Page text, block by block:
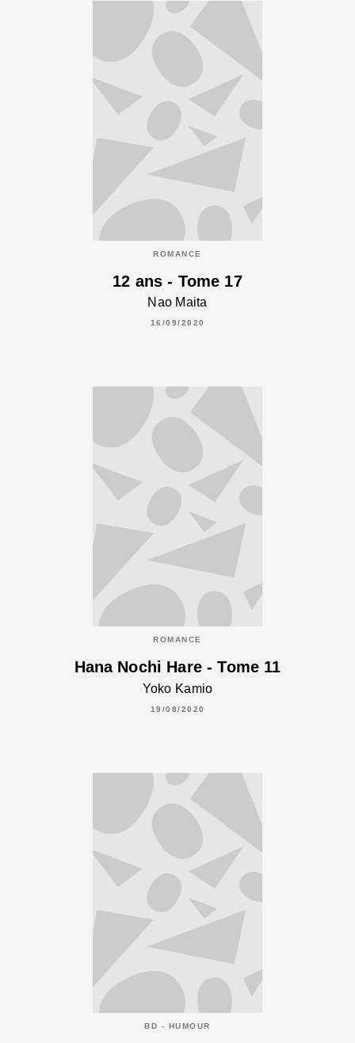
ROMANCE
12 ans - Tome 17
Nao Maita
16/09/2020
ROMANCE
Hana Nochi Hare - Tome 11
Yoko Kamio
19/08/2020
BD - HUMOUR